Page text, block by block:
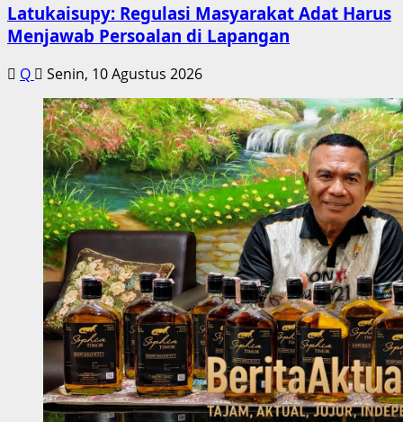
Latukaisupy: Regulasi Masyarakat Adat Harus
Menjawab Persoalan di Lapangan
Q Senin, 10 Agustus 2026